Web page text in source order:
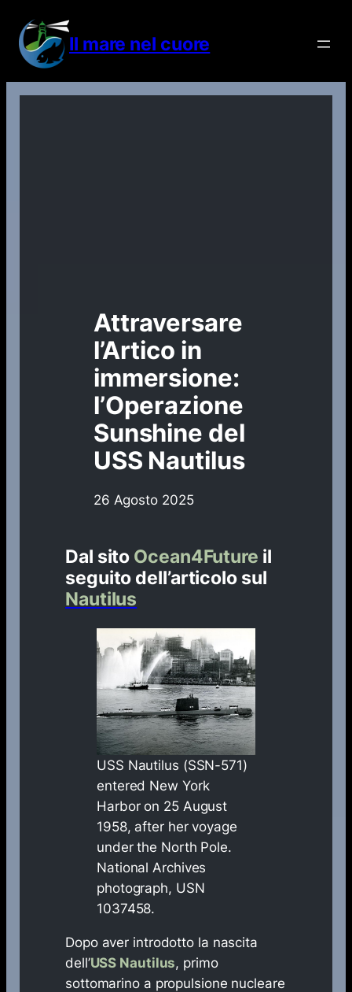
contenuto
Il mare nel cuore
Attraversare
l’Artico in
immersione:
l’Operazione
Sunshine del
USS Nautilus
26 Agosto 2025
Dal sito Ocean4Future il
seguito dell’articolo sul
Nautilus
USS Nautilus (SSN-571)
entered New York
Harbor on 25 August
1958, after her voyage
under the North Pole.
National Archives
photograph, USN
1037458.
Dopo aver introdotto la nascita
dell’USS Nautilus, primo
sottomarino a propulsione nucleare